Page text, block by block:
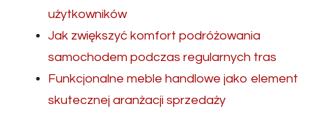
użytkowników
Jak zwiększyć komfort podróżowania
samochodem podczas regularnych tras
Funkcjonalne meble handlowe jako element
skutecznej aranżacji sprzedaży